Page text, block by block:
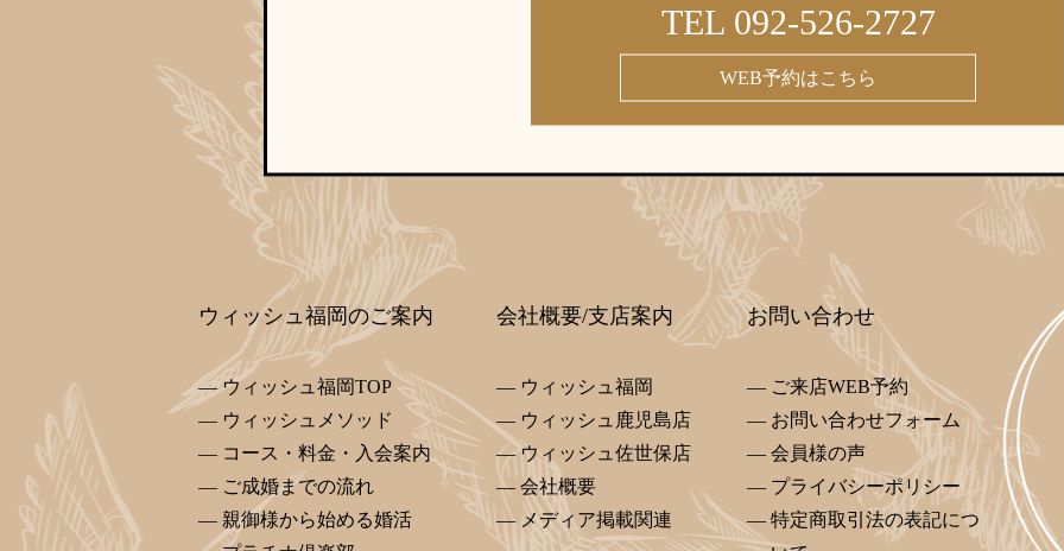
TEL 092-526-2727
WEB予約はこちら
ウィッシュ福岡のご案内
ウィッシュ福岡TOP
ウィッシュメソッド
コース・料金・入会案内
ご成婚までの流れ
親御様から始める婚活
会社概要/支店案内
ウィッシュ福岡
ウィッシュ鹿児島店
ウィッシュ佐世保店
会社概要
メディア掲載関連
お問い合わせ
ご来店WEB予約
お問い合わせフォーム
会員様の声
プライバシーポリシー
特定商取引法の表記につ